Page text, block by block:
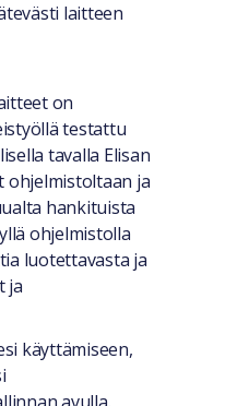
laitteen
on
testattu
tavalla Elisan
ohjelmistoltaan ja
hankituista
ohjelmistolla
luotettavasta ja
ja
käyttämiseen,